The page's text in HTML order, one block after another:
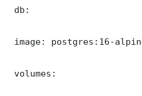
db:
image: postgres:16-
volumes: